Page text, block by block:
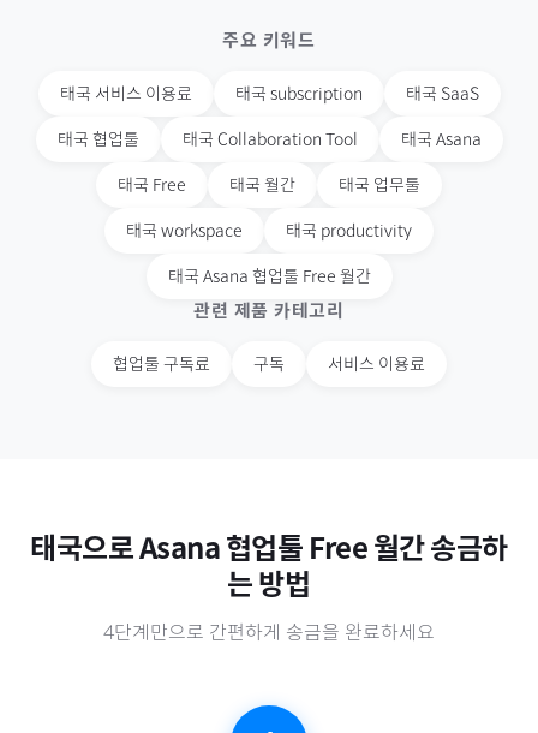
주요 키워드
태국 서비스 이용료 태국 subscription 태국 SaaS
태국 협업툴 태국 Collaboration Tool 태국 Asana
태국 Free 태국 월간 태국 업무툴
태국 workspace 태국 productivity
태국 Asana 협업툴 Free 월간
관련 제품 카테고리
협업툴 구독료 구독 서비스 이용료
태국으로Asana 협업툴 Free 월간송금하
는 방법
4단계만으로 간편하게 송금을 완료하세요